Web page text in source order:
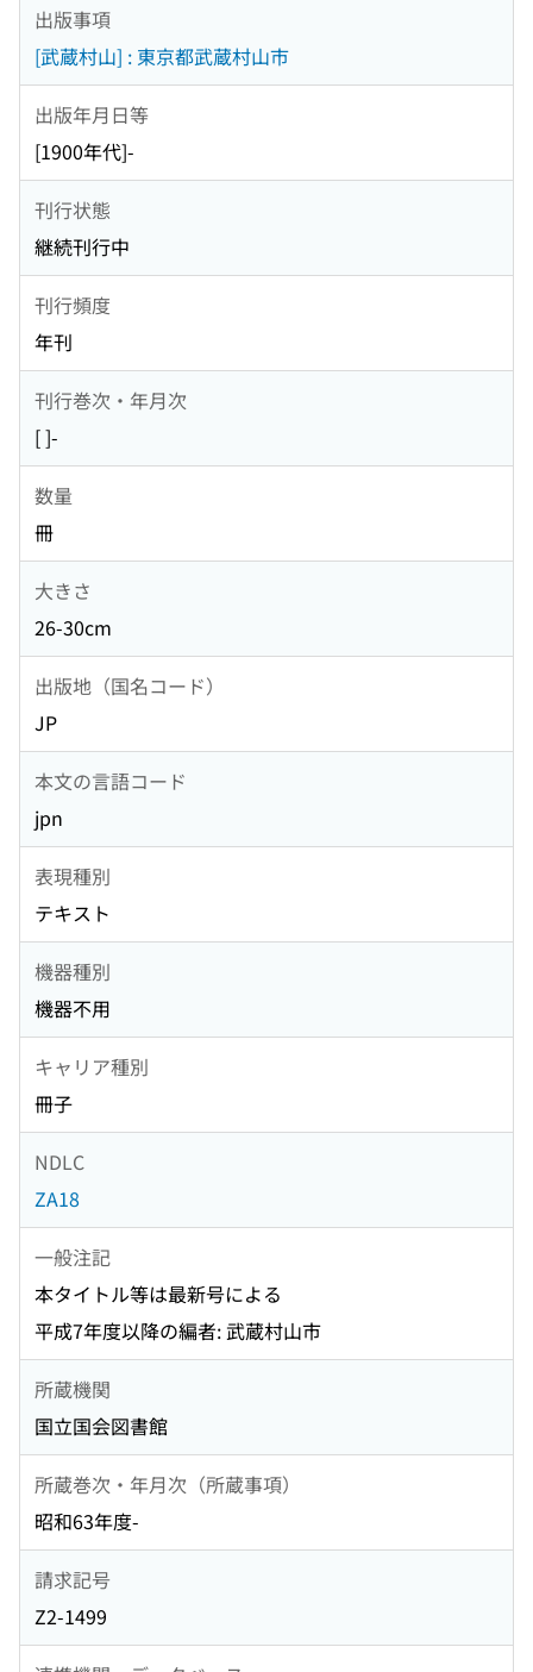
出版事項
[武蔵村山] : 東京都武蔵村山市
出版年月日等
[1900年代]-
刊行状態
継続刊行中
刊行頻度
年刊
刊行巻次・年月次
[ ]-
数量
冊
大きさ
26-30cm
出版地（国名コード）
JP
本文の言語コード
jpn
表現種別
テキスト
機器種別
機器不用
キャリア種別
冊子
NDLC
ZA18
一般注記
本タイトル等は最新号による
平成7年度以降の編者: 武蔵村山市
所蔵機関
国立国会図書館
所蔵巻次・年月次（所蔵事項）
昭和63年度-
請求記号
Z2-1499